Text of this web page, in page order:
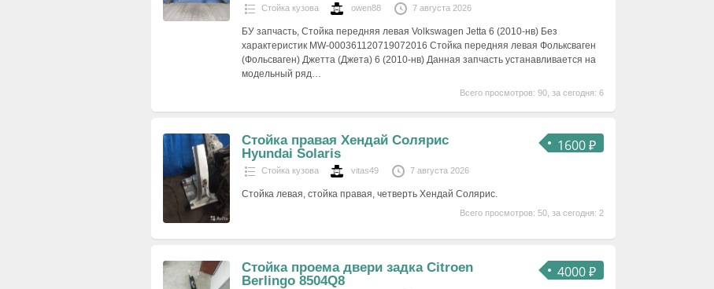
Стойка кузова owen88 7 августа 2026
БУ запчасть, Стойка передняя левая Volkswagen Jetta 6 (2010-нв) Без
характеристик MW-000361120719072016 Стойка передняя левая Фольксваген
(Фольсваген) Джетта (Джета) 6 (2010-нв) Данная запчасть устанавливается на
модельный ряд…
Всего просмотров: 90, за сегодня: 6
1600 ₽
Стойка правая Хендай Солярис
Hyundai Solaris
Стойка кузова vitas49 7 августа 2026
Стойка левая, стойка правая, четверть Хендай Солярис.
Всего просмотров: 50, за сегодня: 2
4000 ₽
Стойка проема двери задка Citroen
Berlingo 8504Q8